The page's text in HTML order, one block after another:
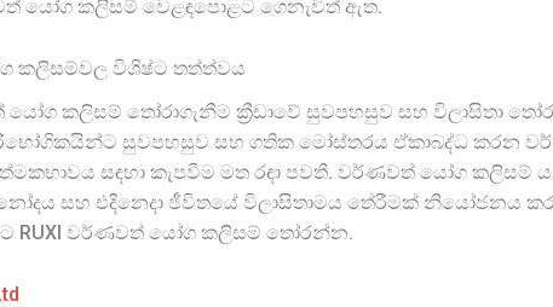
යෝග කලිසම් වෙළඳපොළට ගෙනැවිත් ඇත.
කලිසම්වල විශිෂ්ට තත්ත්වය
යෝග කලිසම් තෝරාගැනීම ක්‍රීඩාවේ සුවපහසුව සහ විලාසිතා
සුවපහසුව සහ ගතික මෝස්තරය ඒකාබද්ධ කරන
සඳහා කැපවීම මත රඳා පවතී. වර්ණවත් යෝග කලිසම්
සහ එදිනෙදා ජීවිතයේ විලාසිතාමය තේරීමක් නියෝජනය
RUXI වර්ණවත් යෝග කලිසම් තෝරන්න.